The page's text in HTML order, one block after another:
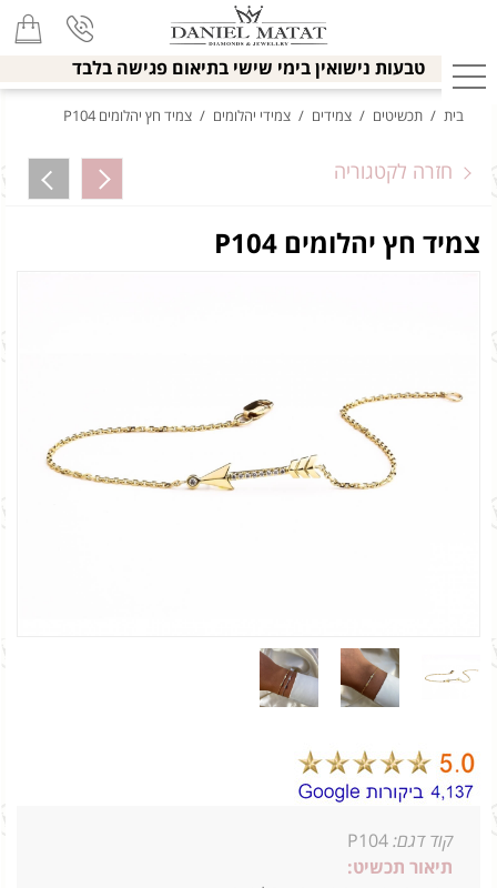
טבעות נישואין בימי שישי בתיאום פגישה בלבד
בית / תכשיטים / צמידים / צמידי יהלומים / צמיד חץ יהלומים P104
חזרה לקטגוריה
צמיד חץ יהלומים P104
קוד דגם: P104
תיאור תכשיט: